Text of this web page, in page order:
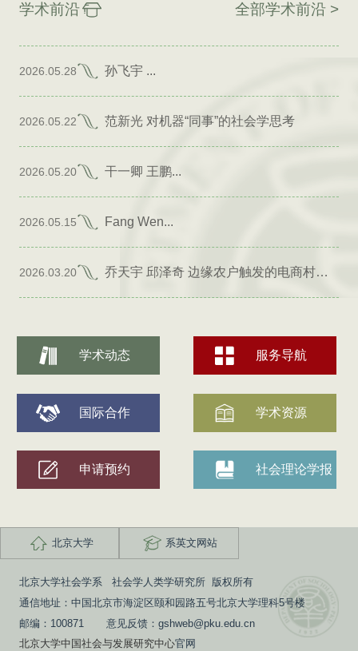
学术前沿 全部学术前沿 >
2026.05.28 孙飞宇 ...
2026.05.22 范新光 对机器“同事”的社会学思考
2026.05.20 干一卿 王鹏...
2026.05.15 Fang Wen...
2026.03.20 乔天宇 邱泽奇 边缘农户触发的电商村形成
学术动态 服务导航
国际合作 学术资源
申请预约 社会理论学报
北京大学 系英文网站
北京大学社会学系 社会学人类学研究所 版权所有
通信地址：中国北京市海淀区颐和园路五号北京大学理科5号楼
邮编：100871 意见反馈：gshweb@pku.edu.cn
北京大学中国社会与发展研究中心官网